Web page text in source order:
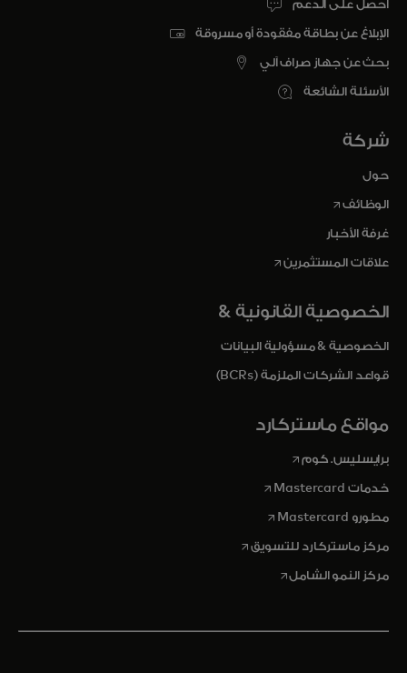
احصل على الدعم
الإبلاغ عن بطاقة مفقودة أو مسروقة
بحث عن جهاز صراف آلي
الأسئلة الشائعة
شركة
حول
الوظائفopens in a new tab
غرفة الأخبار
علاقات المستثمرينopens in a new tab
الخصوصية القانونية &
الخصوصية & مسؤولية البيانات
قواعد الشركات الملزمة (BCRs)
مواقع ماستركارد
برايسليس. كومopens in a new tab
خدمات Mastercard opens in a new tab
مطورو Mastercard opens in a new tab
مركز ماستركارد للتسويقopens in a new tab
مركز النمو الشاملopens in a new tab